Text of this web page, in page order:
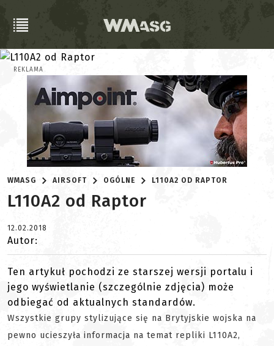
REKLAMA
WMASG AIRSOFT OGÓLNE L110A2 OD RAPTOR
L110A2 od Raptor
12.02.2018
Autor:
Ten artykuł pochodzi ze starszej wersji portalu i
jego wyświetlanie (szczególnie zdjęcia) może
odbiegać od aktualnych standardów.
Wszystkie grupy stylizujące się na Brytyjskie wojska na
pewno ucieszyła informacja na temat repliki L110A2,